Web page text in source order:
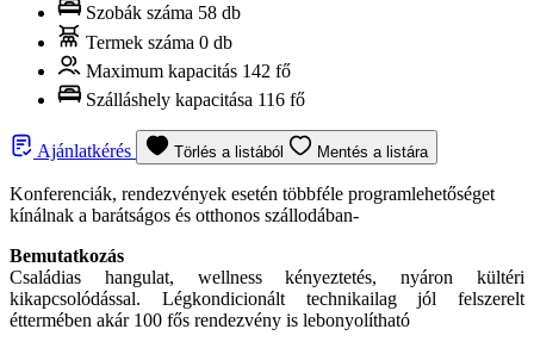
Szobák száma 58 db
Termek száma 0 db
Maximum kapacitás 142 fő
Szálláshely kapacitása 116 fő
Ajánlatkérés Törlés a listából Mentés a listára
Konferenciák, rendezvények esetén többféle programlehetőséget
kínálnak a barátságos és otthonos szállodában-
Bemutatkozás
Családias hangulat, wellness kényeztetés, nyáron kültéri
kikapcsolódással. Légkondicionált technikailag jól felszerelt
éttermében akár 100 fős rendezvény is lebonyolítható